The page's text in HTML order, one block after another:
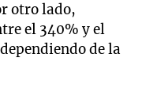
otro lado,
el 340% y el
de la